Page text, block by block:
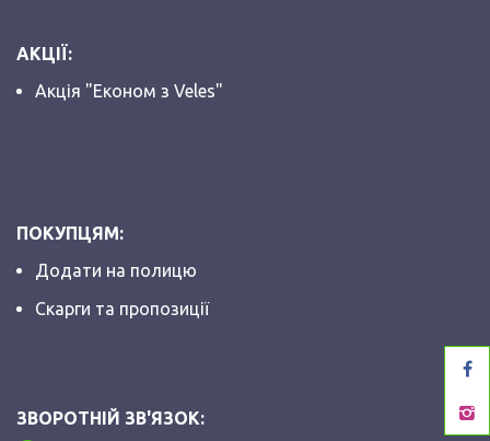
АКЦІЇ:
Акція "Економ з Veles"
ПОКУПЦЯМ:
Додати на полицю
Скарги та пропозиції
ЗВОРОТНІЙ ЗВ'ЯЗОК: